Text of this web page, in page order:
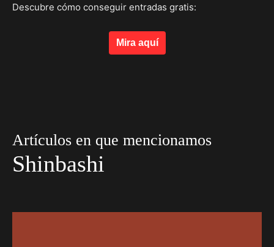
Descubre cómo conseguir entradas gratis:
Mira aquí
Artículos en que mencionamos
Shinbashi